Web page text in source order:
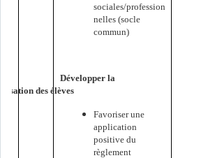
sociales/profession
nelles (socle
commun)
Développer la
des élèves
Favoriser une
application
positive du
règlement